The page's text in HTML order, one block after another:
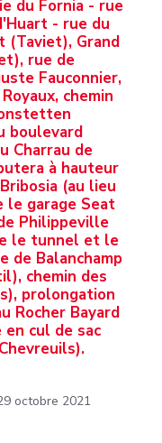
du Fornia - rue
- rue du
(Taviet), Grand
rue de
Fauconnier,
chemin
boulevard
Charrau de
à hauteur
(au lieu
le garage Seat
Philippeville
le tunnel et le
de Balanchamp
chemin des
prolongation
Rocher Bayard
cul de sac
octobre 2021